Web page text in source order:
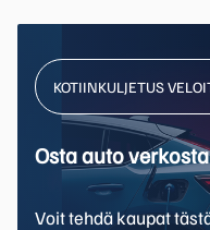
KOTIINKULJETUS
Osta auto verkosta
Voit tehdä kaupat